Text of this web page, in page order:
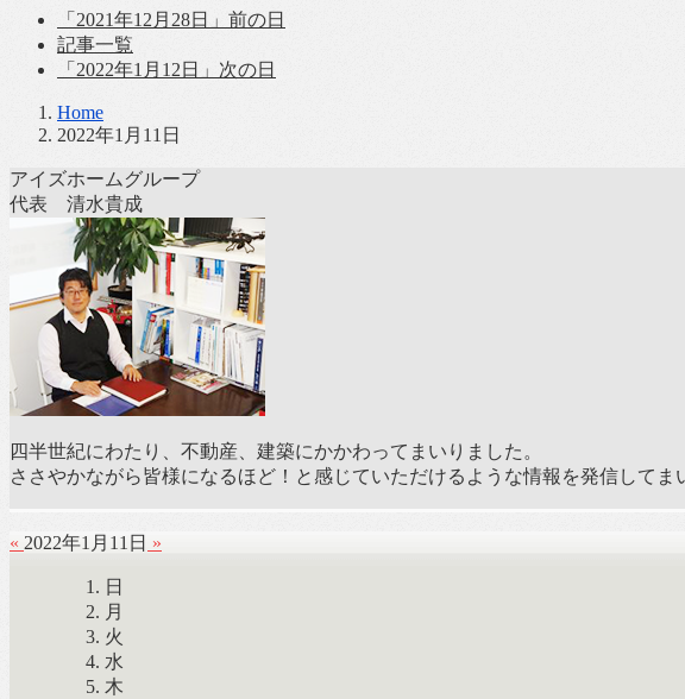
「2021年12月28日」 前の日
記事一覧
「2022年1月12日」 次の日
Home
2022年1月11日
アイズホームグループ
代表 清水貴成
四半世紀にわたり、不動産、建築にかかわってまいりました。
ささやかながら皆様になるほど！と感じていただけるような情報を発信してま
« 2022年1月11日 »
日
月
火
水
木